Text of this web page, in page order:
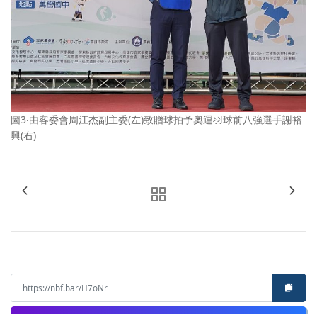
圖3‧由客委會周江杰副主委(左)致贈球拍予奧運羽球前八強選手謝裕
興(右)